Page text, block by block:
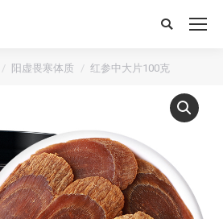
搜
阳虚畏寒体质 红参中大片100克